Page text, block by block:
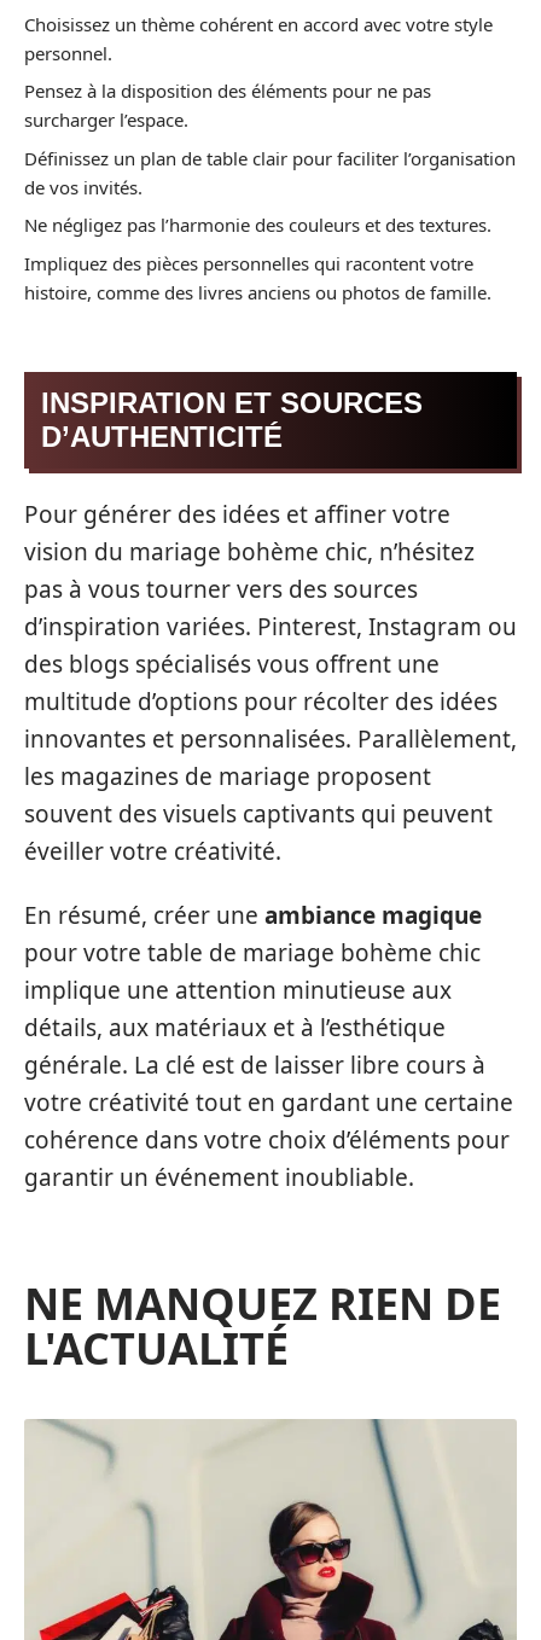
Choisissez un thème cohérent en accord avec votre style
personnel.
Pensez à la disposition des éléments pour ne pas
surcharger l’espace.
Définissez un plan de table clair pour faciliter l’organisation
de vos invités.
Ne négligez pas l’harmonie des couleurs et des textures.
Impliquez des pièces personnelles qui racontent votre
histoire, comme des livres anciens ou photos de famille.
INSPIRATION ET SOURCES
D’AUTHENTICITÉ
Pour générer des idées et affiner votre
vision du mariage bohème chic, n’hésitez
pas à vous tourner vers des sources
d’inspiration variées. Pinterest, Instagram ou
des blogs spécialisés vous offrent une
multitude d’options pour récolter des idées
innovantes et personnalisées. Parallèlement,
les magazines de mariage proposent
souvent des visuels captivants qui peuvent
éveiller votre créativité.
En résumé, créer une ambiance magique
pour votre table de mariage bohème chic
implique une attention minutieuse aux
détails, aux matériaux et à l’esthétique
générale. La clé est de laisser libre cours à
votre créativité tout en gardant une certaine
cohérence dans votre choix d’éléments pour
garantir un événement inoubliable.
NE MANQUEZ RIEN DE
L'ACTUALITÉ